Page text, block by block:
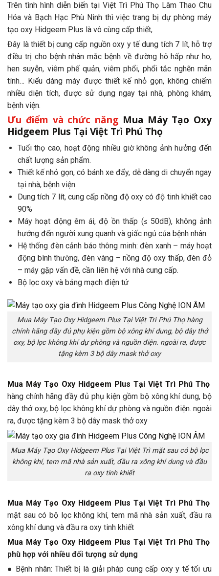
Trên tình hình diễn biến tại Việt Trì Phú Thọ Lâm Thao Chu
Hóa và Bạch Hạc Phù Ninh thì việc trang bị dự phòng máy
tạo oxy Hidgeem Plus là vô cùng cấp thiết,
Đây là thiết bị cung cấp nguồn oxy y tế dung tích 7 lít, hỗ trợ
điều trị cho bệnh nhân mắc bệnh về đường hô hấp như ho,
hen suyễn, viêm phế quản, viêm phổi, phổi tắc nghẽn mãn
tính… Kiểu dáng máy được thiết kế nhỏ gọn, không chiếm
nhiều diện tích, được sử dụng ngay tại nhà, phòng khám,
bệnh viện.
Ưu điểm và chức năng Mua Máy Tạo Oxy
Hidgeem Plus Tại Việt Trì Phú Thọ
Tuổi thọ cao, hoạt động nhiều giờ không ảnh hưởng đến
chất lượng sản phẩm.
Thiết kế nhỏ gọn, có bánh xe đẩy, dễ dàng di chuyển ngay
tại nhà, bệnh viện.
Dung tích 7 lít, cung cấp nồng độ oxy có độ tinh khiết cao
90%
Máy hoạt động êm ái, độ ồn thấp (≤ 50dB), không ảnh
hưởng đến người xung quanh và giấc ngủ của bệnh nhân.
Hệ thống đèn cảnh báo thông minh: đèn xanh – máy hoạt
động bình thường, đèn vàng – nồng độ oxy thấp, đèn đỏ
– máy gặp vấn đề, cần liên hệ với nhà cung cấp.
Bộ lọc oxy và bảng mạch điện tử
Mua Máy Tạo Oxy Hidgeem Plus Tại Việt Trì Phú Thọ hàng
chính hãng đầy đủ phụ kiện gồm bộ xông khí dung, bộ dây thở
oxy, bộ lọc không khí dự phòng và nguồn điện. ngoài ra, được
tặng kèm 3 bộ dây mask thở oxy
Mua Máy Tạo Oxy Hidgeem Plus Tại Việt Trì Phú Thọ
hàng chính hãng đầy đủ phụ kiện gồm bộ xông khí dung, bộ
dây thở oxy, bộ lọc không khí dự phòng và nguồn điện. ngoài
ra, được tặng kèm 3 bộ dây mask thở oxy
Mua Máy Tạo Oxy Hidgeem Plus Tại Việt Trì mặt sau có bộ lọc
không khí, tem mã nhà sản xuất, đầu ra xông khí dung và đầu
ra oxy tinh khiết
Mua Máy Tạo Oxy Hidgeem Plus Tại Việt Trì Phú Thọ
mặt sau có bộ lọc không khí, tem mã nhà sản xuất, đầu ra
xông khí dung và đầu ra oxy tinh khiết
Mua Máy Tạo Oxy Hidgeem Plus Tại Việt Trì Phú Thọ
phù hợp với nhiều đối tượng sử dụng
● Bệnh nhân: Thiết bị là giải pháp cung cấp oxy y tế tối ưu